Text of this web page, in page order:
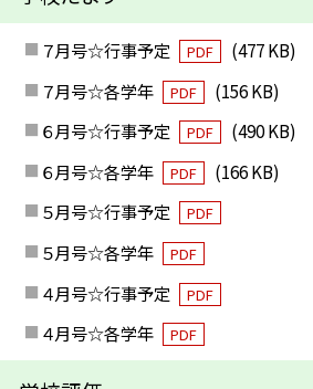
７月号☆行事予定 PDF
(477 KB)
７月号☆各学年
PDF
(156 KB)
６月号☆行事予定
PDF
(490 KB)
６月号☆各学年
PDF
(166 KB)
５月号☆行事予定
PDF
５月号☆各学年 PDF
４月号☆行事予定 PDF
４月号☆各学年 PDF